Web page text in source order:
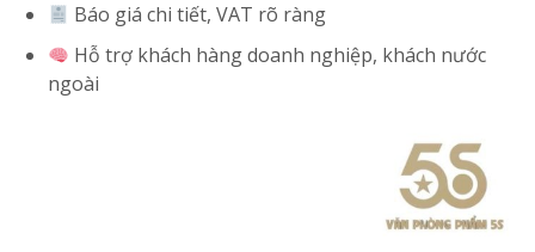
Báo giá chi tiết, VAT rõ ràng
Hỗ trợ khách hàng doanh nghiệp, khách nước
ngoài